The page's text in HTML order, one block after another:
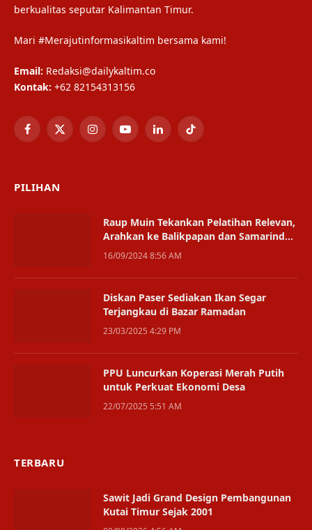
berkualitas seputar Kalimantan Timur.
Mari #Merajutinformasikaltim bersama kami!
Email: Redaksi@dailykaltim.co
Kontak: +62 82154313156
Facebook
X
InstagramYouTubeLinkedInTikTok
PILIHAN
Raup Muin Tekankan Pelatihan Relevan,
Arahkan ke Balikpapan dan Samarinda
Jika Mendesak
16/09/2024 8:56 AM
Diskan Paser Sediakan Ikan Segar
Terjangkau di Bazar Ramadan
23/03/2025 4:29 PM
PPU Luncurkan Koperasi Merah Putih
untuk Perkuat Ekonomi Desa
22/07/2025 5:51 AM
TERBARU
Sawit Jadi Grand Design Pembangunan
Kutai Timur Sejak 2001